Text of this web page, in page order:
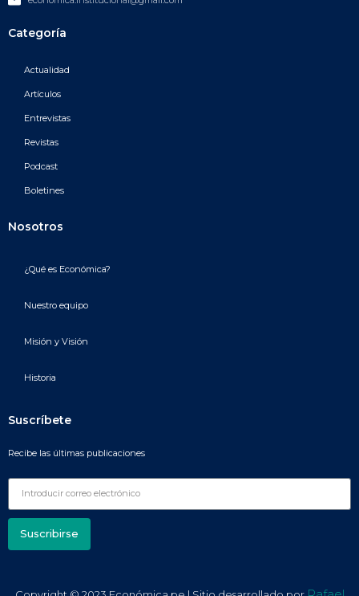
Categoría
Actualidad
Artículos
Entrevistas
Revistas
Podcast
Boletines
Nosotros
¿Qué es Económica?
Nuestro equipo
Misión y Visión
Historia
Suscríbete
Recibe las últimas publicaciones
Suscribirse